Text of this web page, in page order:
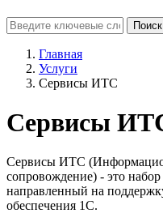
Главная
Услуги
Сервисы ИТС
Сервисы
Сервисы ИТС
сопровождение) - это
направленный на
обеспечения 1С.